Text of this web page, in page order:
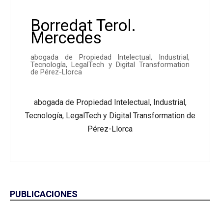
Borredat Terol.
Mercedes
abogada de Propiedad Intelectual, Industrial,
Tecnología, LegalTech y Digital Transformation
de Pérez-Llorca
abogada de Propiedad Intelectual, Industrial,
Tecnología, LegalTech y Digital Transformation de
Pérez-Llorca
PUBLICACIONES